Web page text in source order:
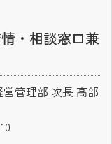
・相談窓口兼
管理部 次長 髙部